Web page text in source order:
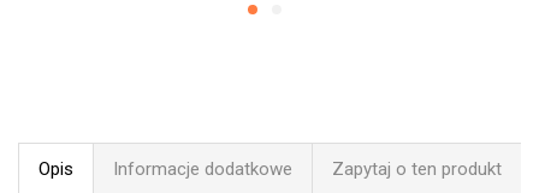
Opis Informacje dodatkowe Zapytaj o ten produkt